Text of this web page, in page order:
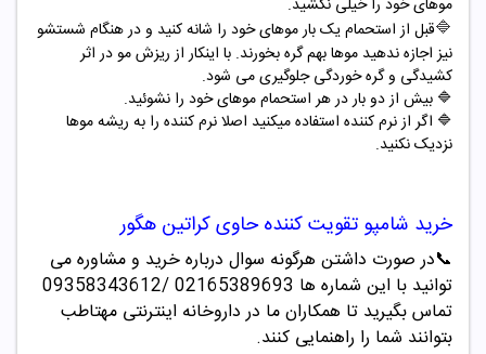
🔷قبل از استحمام یک بار موهای خود را شانه کنید و در هنگام شستشو
نیز اجازه ندهید موها بهم گره بخورند. با اینکار از ریزش مو در اثر
کشیدگی و گره خوردگی جلوگیری می شود.
🔷 بیش از دو بار در هر استحمام موهای خود را نشوئید.
🔷 اگر از نرم کننده استفاده میکنید اصلا نرم کننده را به ریشه موها
نزدیک نکنید.
خرید شامپو تقویت کننده حاوی کراتین هگور
📞در صورت داشتن هرگونه سوال درباره خرید و مشاوره می
توانید با این شماره ها 02165389693
/09358343612
تماس بگیرید تا همکاران ما در داروخانه اینترنتی مهتاطب
بتوانند شما را راهنمایی کنند.